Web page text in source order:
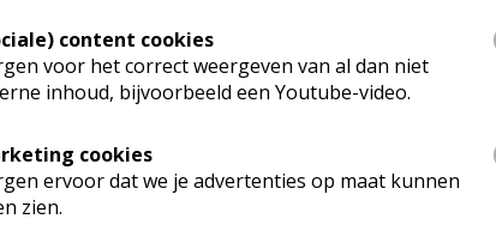
9.00 Eucharistie
9.00 Eucharistie
content cookies
voor het correct weergeven van al dan niet
inhoud, bijvoorbeeld een Youtube-video.
cookies
ervoor dat we je advertenties op maat kunnen
zien.